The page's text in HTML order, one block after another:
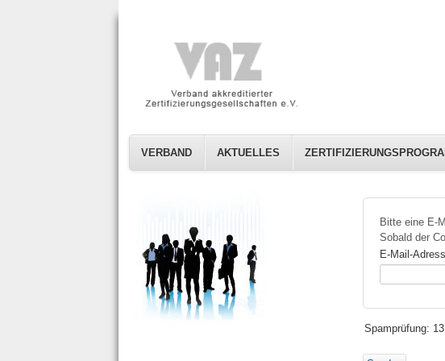
VERBAND AKTUELLES
Bitte eine E-
Sobald der
E-Mail-
Spamprüfung: